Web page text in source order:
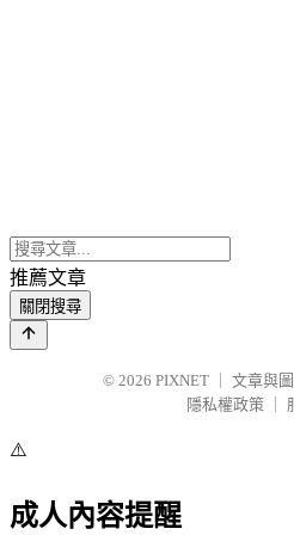
推薦文章
關閉搜尋
© 2026 PIXNET
文章與
隱私權政策
⚠️
成人內容提醒